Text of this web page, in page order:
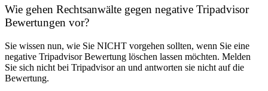
Wie gehen Rechtsanwälte gegen negative Tripadvisor
Bewertungen vor?
Sie wissen nun, wie Sie NICHT vorgehen sollten, wenn Sie eine
negative Tripadvisor Bewertung löschen lassen möchten. Melden
Sie sich nicht bei Tripadvisor an und antworten sie nicht auf die
Bewertung.